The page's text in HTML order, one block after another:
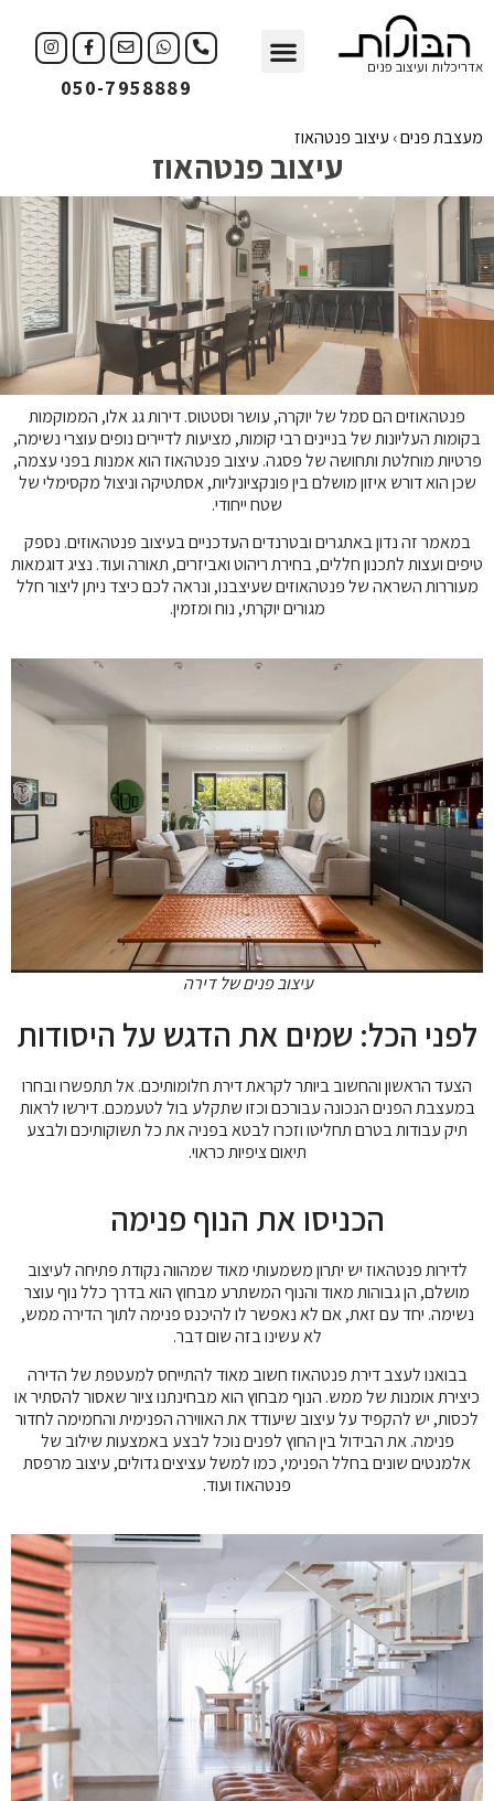
אדריכלות ועיצוב פנים
050-7958889
מעצבת פנים› עיצוב פנטהאוז
עיצוב פנטהאוז
פנטהאוזים הם סמל של יוקרה, עושר וסטטוס. דירות גג אלו, הממוקמות
בקומות העליונות של בניינים רבי קומות, מציעות לדיירים נופים עוצרי נשימה,
פרטיות מוחלטת ותחושה של פסגה. עיצוב פנטהאוז הוא אמנות בפני עצמה,
שכן הוא דורש איזון מושלם בין פונקציונליות, אסתטיקה וניצול מקסימלי של
שטח ייחודי.
במאמר זה נדון באתגרים ובטרנדים העדכניים בעיצוב פנטהאוזים. נספק
טיפים ועצות לתכנון חללים, בחירת ריהוט ואביזרים, תאורה ועוד. נציג דוגמאות
מעוררות השראה של פנטהאוזים שעיצבנו, ונראה לכם כיצד ניתן ליצור חלל
מגורים יוקרתי, נוח ומזמין.
עיצוב פנים של דירה
לפני הכל: שמים את הדגש על היסודות
הצעד הראשון והחשוב ביותר לקראת דירת חלומותיכם. אל תתפשרו ובחרו
במעצבת הפנים הנכונה עבורכם וכזו שתקלע בול לטעמכם. דירשו לראות
תיק עבודות בטרם תחליטו וזכרו לבטא בפניה את כל תשוקותיכם ולבצע
תיאום ציפיות כראוי.
הכניסו את הנוף פנימה
לדירות פנטהאוז יש יתרון משמעותי מאוד שמהווה נקודת פתיחה לעיצוב
מושלם, הן גבוהות מאוד והנוף המשתרע מבחוץ הוא בדרך כלל נוף עוצר
נשימה. יחד עם זאת, אם לא נאפשר לו להיכנס פנימה לתוך הדירה ממש,
לא עשינו בזה שום דבר.
בבואנו לעצב דירת פנטהאוז חשוב מאוד להתייחס למעטפת של הדירה
כיצירת אומנות של ממש. הנוף מבחוץ הוא מבחינתנו ציור שאסור להסתיר או
לכסות, יש להקפיד על עיצוב שיעודד את האווירה הפנימית והחמימה לחדור
פנימה. את הבידול בין החוץ לפנים נוכל לבצע באמצעות שילוב של
אלמנטים שונים בחלל הפנימי, כמו למשל עציצים גדולים, עיצוב מרפסת
פנטהאוז ועוד.